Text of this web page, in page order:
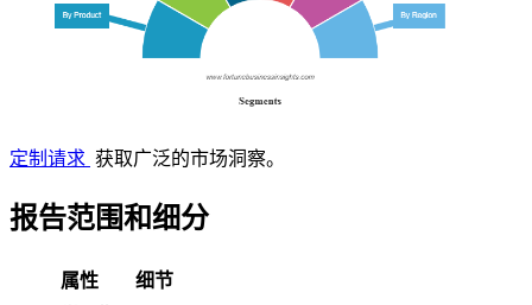
定制请求 获取广泛的市场洞察。
报告范围和细分
属性
细节